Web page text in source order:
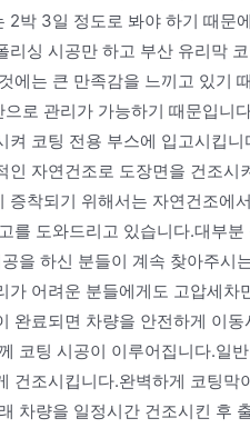
2박 3일 정도로 봐야 하기 때문
싱 시공만 하고 부산 유리막
에는 큰 만족감을 느끼고 있기
로 관리가 가능하기 때문입니
켜 코팅 전용 부스에 입고시킵
인 자연건조로 도장면을 건조
증착되기 위해서는 자연건조에
를 도와드리고 있습니다.대부
을 하신 분들이 계속 찾아주시
가 어려운 분들에게도 고압세
완료되면 차량을 안전하게 이
코팅 시공이 이루어집니다.일
건조시킵니다.완벽하게 코팅
차량을 일정시간 건조시킨 후